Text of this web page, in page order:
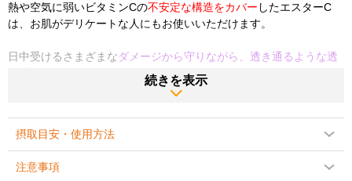
熱や空気に弱いビタミンCの不安定な構造をカバー したエスターC
は、お肌がデリケートな人にもお使いいただけます。
日中受けるさまざまなダメージから守りながら、透き通るような透
肌への負担の少ない安定型ビタミンCを採用しているのに加え、オ
ーガニックのアロエベラジェル
など、やさしさい
っぱいの天然美容成分をたっぷり配合しています。
続きを表示
摂取目安・使用方法
注意事項